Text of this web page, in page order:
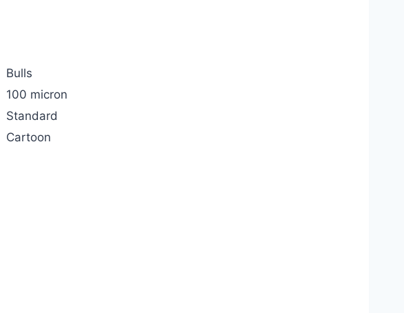
Bulls
100 micron
Standard
Cartoon